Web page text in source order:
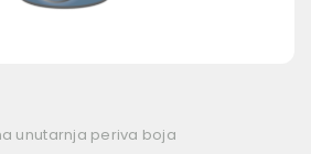
unutarnja periva boja